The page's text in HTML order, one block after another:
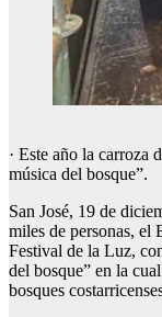
· Este año la carroza
música del bosque”.
San José, 19 de
miles de personas, el
Festival de la Luz,
del bosque” en la
bosques